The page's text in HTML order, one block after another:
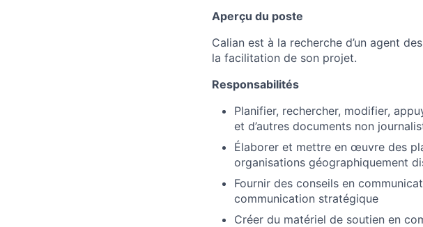
Aperçu du poste
Calian est à la recherche d’un agent
la facilitation de son projet.
Responsabilités
Planifier, rechercher, modifier,
et d’autres documents non
Élaborer et mettre en œuvre des
organisations géographiquement
Fournir des conseils en
communication stratégique
Créer du matériel de soutien en